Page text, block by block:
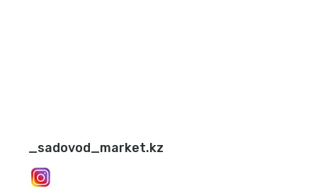
_sadovod_market.kz